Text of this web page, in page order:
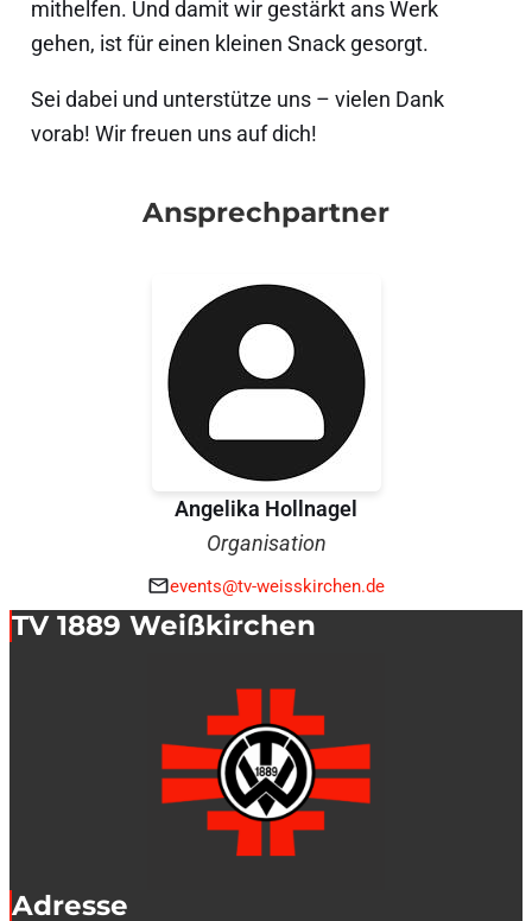
mithelfen. Und damit wir gestärkt ans Werk
gehen, ist für einen kleinen Snack gesorgt.
Sei dabei und unterstütze uns – vielen Dank
vorab! Wir freuen uns auf dich!
Ansprechpartner
Angelika Hollnagel
Organisation
events@tv-weisskirchen.de
TV 1889 Weißkirchen
Adresse